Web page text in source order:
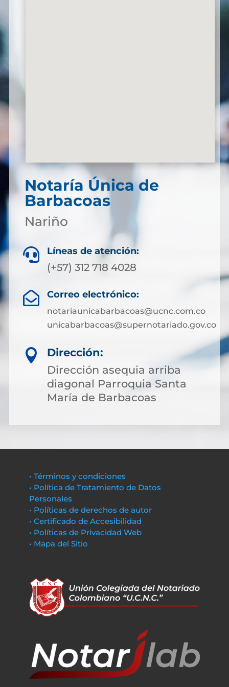
Notaría Única de
Barbacoas
Nariño
 Líneas de atención:
(+57) 312 718 4028
 Correo electrónico:
notariaunicabarbacoas@ucnc.com.co
unicabarbacoas@supernotariado.gov.co

Dirección:
Dirección asequia arriba
diagonal Parroquia Santa
María de Barbacoas
• Términos y condiciones
• Política de Tratamiento de Datos
Personales
• Políticas de derechos de autor
• Certificado de Accesibilidad
• Políticas de Privacidad Web
• Mapa del Sitio